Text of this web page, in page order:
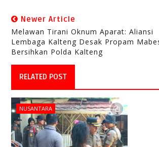
Newer Article
Melawan Tirani Oknum Aparat: Aliansi
Lembaga Kalteng Desak Propam
Bersihkan Polda Kalteng
RELATED POST
NUSANTARA